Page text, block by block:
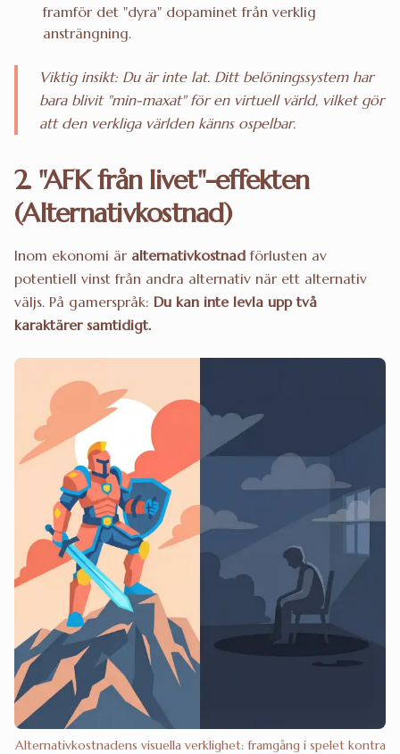
framför det "dyra" dopaminet från verklig
ansträngning.
Viktig insikt: Du är inte lat. Ditt belöningssystem har
bara blivit "min-maxat" för en virtuell värld, vilket gör
att den verkliga världen känns ospelbar.
2. "AFK från livet"-effekten
(Alternativkostnad)
Inom ekonomi är alternativkostnad förlusten av
potentiell vinst från andra alternativ när ett alternativ
väljs. På gamerspråk: Du kan inte levla upp två
karaktärer samtidigt.
Alternativkostnadens visuella verklighet: framgång i spelet kontra